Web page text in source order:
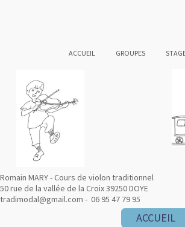
ACCUEIL GROUPES
Romain MARY - Cours de violon traditionnel
50 rue de la vallée de la Croix 39250 DOYE
tradimodal@gmail.com - 06 95 47 79 95
ACCUEIL